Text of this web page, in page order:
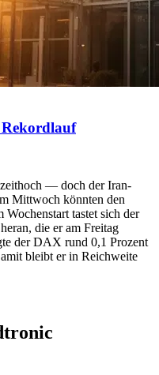
— doch der Iran-
Mittwoch könnten den
tastet sich der
die er am Freitag
der DAX rund 0,1 Prozent
bleibt er in Reichweite